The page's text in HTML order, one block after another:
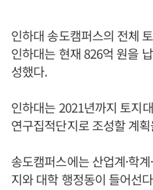
인하대 송도캠퍼스의 전체
인하대는 현재 826억 원을
성했다.
인하대는 2021년까지 토지
연구집적단지로 조성할 계
송도캠퍼스에는 산업계·학
지와 대학 행정동이 들어선